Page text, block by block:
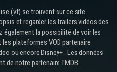
(vf) se trouvent sur ce site
et regarder les trailers vidéos des
également la possibilité de voir les
les plateformes VOD partenaire
ou encore Disney+ . Les données
de notre partenaire TMDB.